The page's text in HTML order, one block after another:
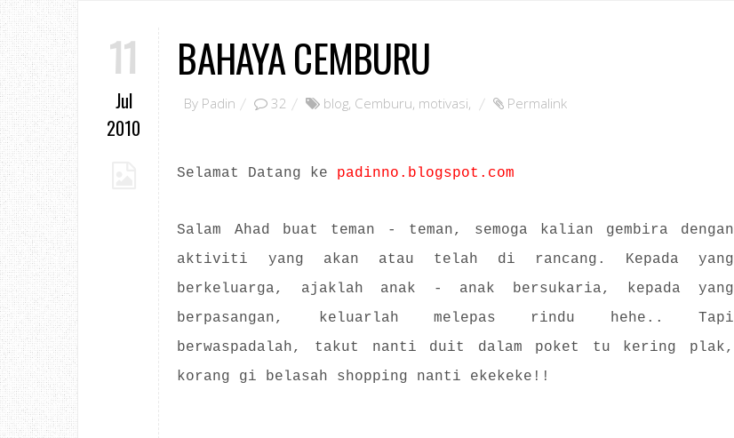
11
Jul
2010
BAHAYA CEMBURU
By Padin 32 blog, Cemburu, motivasi, Permalink
Selamat Datang ke padinno.blogspot.com
Salam Ahad buat teman - teman, semoga kalian gembira dengan
aktiviti yang akan atau telah di rancang. Kepada yang
berkeluarga, ajaklah anak - anak bersukaria, kepada yang
berpasangan, keluarlah melepas rindu hehe.. Tapi
berwaspadalah, takut nanti duit dalam poket tu kering plak,
korang gi belasah shopping nanti ekekeke!!